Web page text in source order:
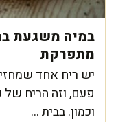
במיה משגעת
מתפרקת
יש ריח אחד
פעם, וזה הריח
וכמון. בבית ...